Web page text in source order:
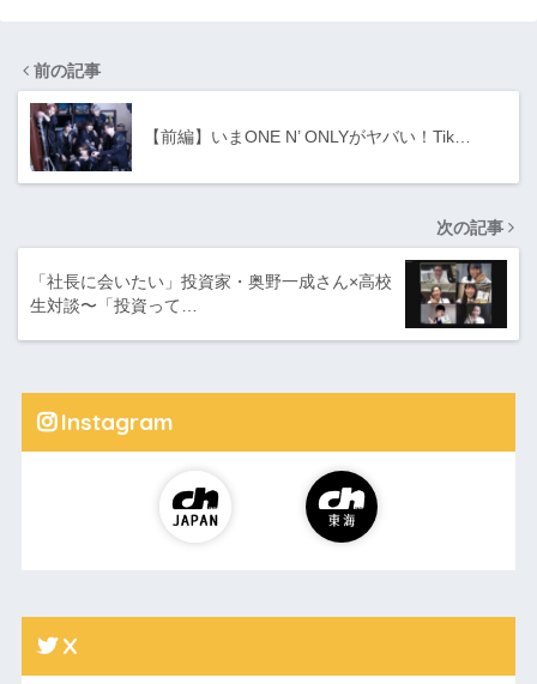
前の記事
【前編】いまONE N’ ONLYがヤバい！Tik…
次の記事
「社長に会いたい」投資家・奥野一成さん×高校
生対談〜「投資って…
Instagram
X